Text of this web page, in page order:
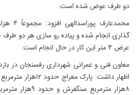
دو طرف عوض شده است.
گذاری انجام شده و پیاده رو سازی هر دو طرف
عرض ۴ متر این کار در حال انجام است.
معاون فنی و عمرانی شهرداری رفسنجان در
اظهار داشت: پارک